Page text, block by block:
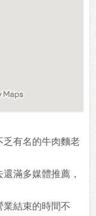
乏有名的牛肉麵老
滿多媒體推薦，
業結束的時間不